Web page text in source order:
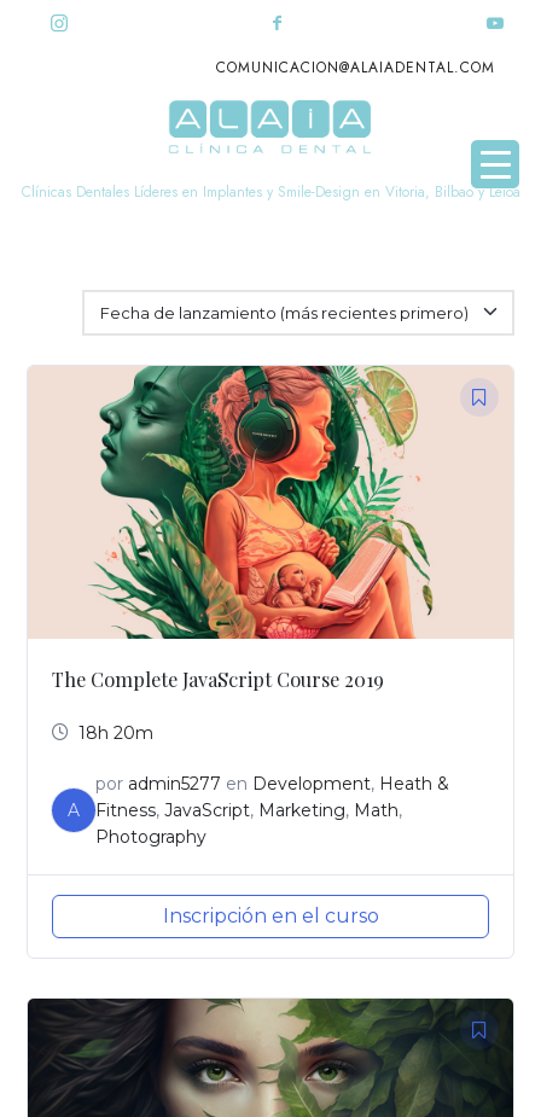
COMUNICACION@ALAIADENTAL.COM
Alaia
Dental
Clínicas Dentales Líderes en Implantes y Smile-Design en Vitoria, Bilbao y Leioa
The Complete JavaScript Course 2019
18h 20m
A
por admin5277 en Development, Heath &
Fitness,JavaScript, Marketing, Math,
Photography
Inscripción en el curso